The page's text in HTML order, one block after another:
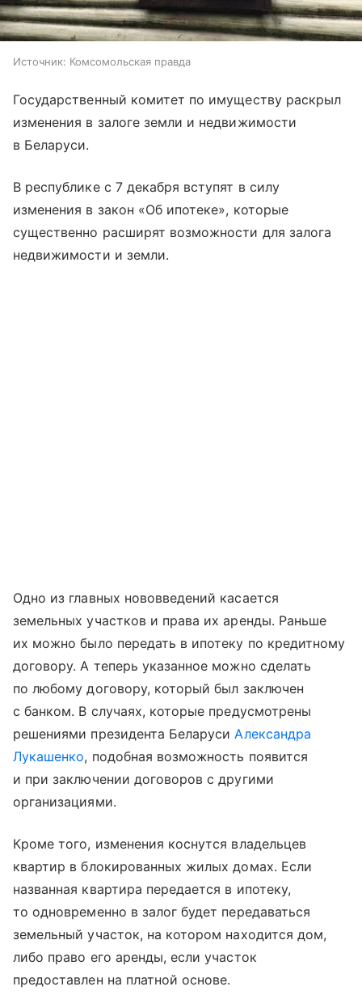
Источник: Комсомольская правда
Государственный комитет по имуществу раскрыл
изменения в залоге земли и недвижимости
в Беларуси.
В республике с 7 декабря вступят в силу
изменения в закон «Об ипотеке», которые
существенно расширят возможности для залога
недвижимости и земли.
Одно из главных нововведений касается
земельных участков и права их аренды. Раньше
их можно было передать в ипотеку по кредитному
договору. А теперь указанное можно сделать
по любому договору, который был заключен
с банком. В случаях, которые предусмотрены
решениями президента БеларусиАлександра
Лукашенко, подобная возможность появится
и при заключении договоров с другими
организациями.
Кроме того, изменения коснутся владельцев
квартир в блокированных жилых домах. Если
названная квартира передается в ипотеку,
то одновременно в залог будет передаваться
земельный участок, на котором находится дом,
либо право его аренды, если участок
предоставлен на платной основе.